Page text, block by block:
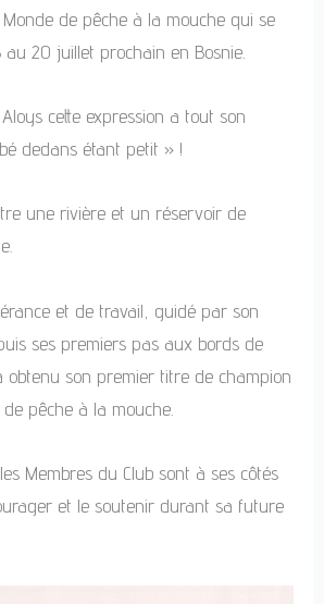
de pêche à la mouche qui se
20 juillet prochain en Bosnie.
cette expression a tout son
dedans étant petit » !
une rivière et un réservoir de
et de travail, guidé par son
ses premiers pas aux bords de
obtenu son premier titre de champion
pêche à la mouche.
Membres du Club sont à ses côtés
et le soutenir durant sa future